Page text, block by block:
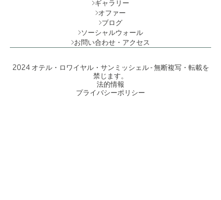
ギャラリー
オファー
ブログ
ソーシャルウォール
お問い合わせ・アクセス
2024 オテル・ロワイヤル・サンミッシェル - 無断複写・転載を
禁じます。
法的情報
プライバシーポリシー